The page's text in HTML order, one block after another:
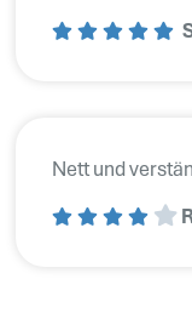
Nett und